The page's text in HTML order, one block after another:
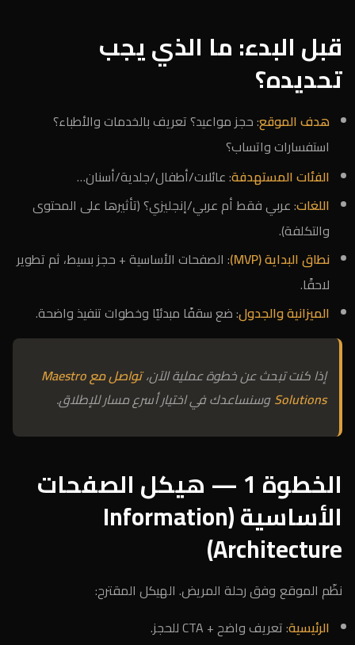
قبل البدء: ما الذي يجب
تحديده؟
هدف الموقع: حجز مواعيد؟ تعريف بالخدمات والأطباء؟
استفسارات واتساب؟
الفئات المستهدفة: عائلات/أطفال/جلدية/أسنان…
اللغات: عربي فقط أم عربي/إنجليزي؟ (تأثيرها على المحتوى
والتكلفة).
نطاق البداية (MVP)
: الصفحات الأساسية + حجز بسيط، ثم تطوير
لاحقًا.
الميزانية والجدول: ضع سقفًا مبدئيًا وخطوات تنفيذ واضحة.
إذا كنت تبحث عن خطوة عملية الآن،
تواصل مع Maestro
Solutionsوسنساعدك في اختيار أسرع مسار للإطلاق.
الخطوة 1 — هيكل الصفحات
الأساسية (Information
Architecture)
نظّم الموقع وفق رحلة المريض. الهيكل المقترح:
الرئيسية: تعريف واضح + CTA للحجز.